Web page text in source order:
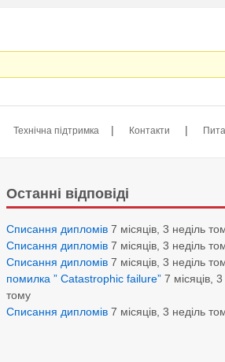
Технічна підтримка | Контакти |
Останні відповіді
Списання дипломів 7 місяців, 3 неділь
Списання дипломів 7 місяців, 3 неділь
Списання дипломів 7 місяців, 3 неділь
помилка ” Catastrophic failure” 7 місяців,
тому
Списання дипломів 7 місяців, 3 неділь